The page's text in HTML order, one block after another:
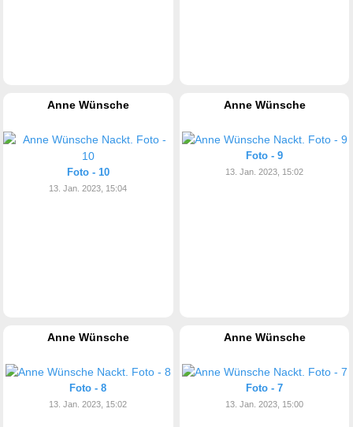
Anne Wünsche
Foto - 10
13. Jan. 2023, 15:04
Anne Wünsche
Foto - 9
13. Jan. 2023, 15:02
Anne Wünsche
Foto - 8
13. Jan. 2023, 15:02
Anne Wünsche
Foto - 7
13. Jan. 2023, 15:00